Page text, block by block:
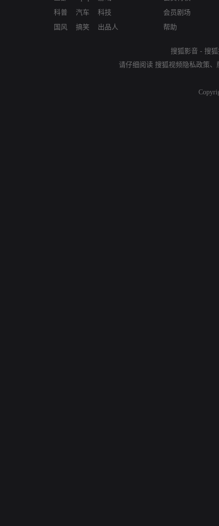
科普
国风
汽车
搞笑
科技
出品人
会员剧场
帮助
搜狐影音 - 搜
请仔细阅读 搜狐视频隐私政策、